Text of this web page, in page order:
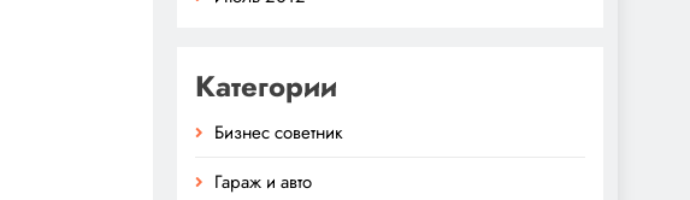
Категории
Бизнес советник
Гараж и авто